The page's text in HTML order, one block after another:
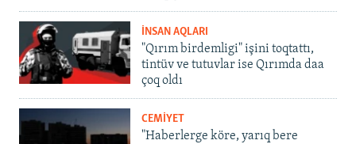
İNSAN AQLARI
"Qırım birdemligi" işini toqtattı,
tintüv ve tutuvlar ise Qırımda daa
çoq oldı
CEMİYET
"Haberlerge köre, yarıq bere